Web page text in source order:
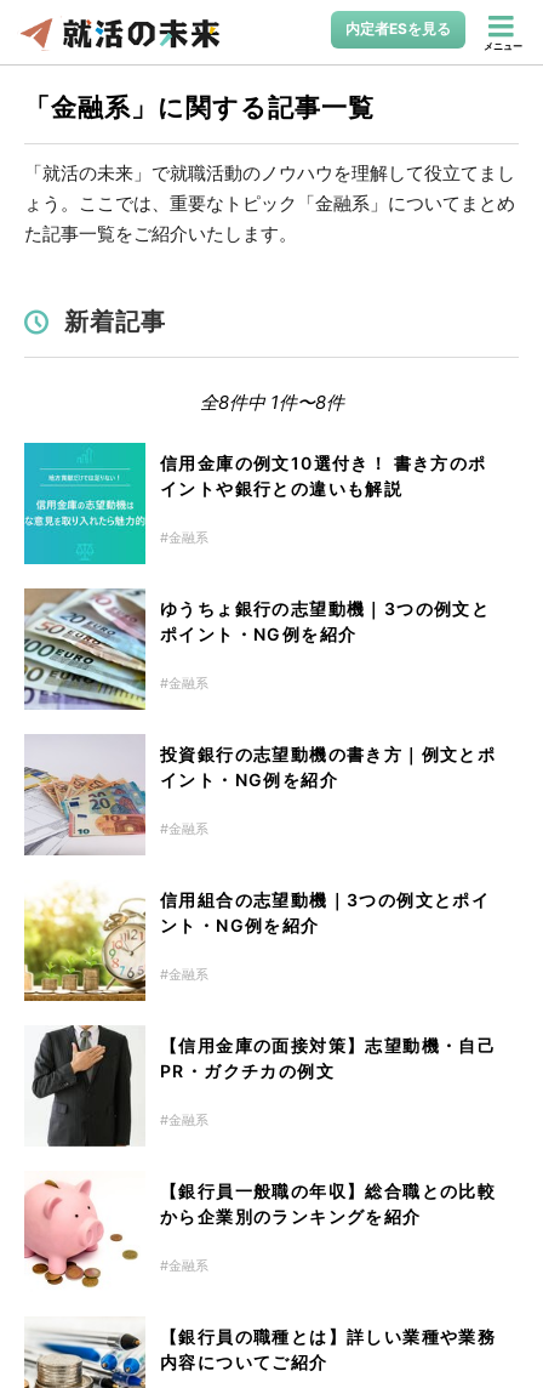
内定者ESを見る
メニュー
「金融系」に関する記事一覧
「就活の未来」で就職活動のノウハウを理解して役立てまし
ょう。ここでは、重要なトピック「金融系」についてまとめ
た記事一覧をご紹介いたします。
新着記事
全8件中 1件〜8件
信用金庫の例文10選付き！ 書き方のポ
イントや銀行との違いも解説
金融系
ゆうちょ銀行の志望動機｜3つの例文と
ポイント・NG例を紹介
金融系
投資銀行の志望動機の書き方｜例文とポ
イント・NG例を紹介
金融系
信用組合の志望動機｜3つの例文とポイ
ント・NG例を紹介
金融系
【信用金庫の面接対策】志望動機・自己
PR・ガクチカの例文
金融系
【銀行員一般職の年収】総合職との比較
から企業別のランキングを紹介
金融系
【銀行員の職種とは】詳しい業種や業務
内容についてご紹介